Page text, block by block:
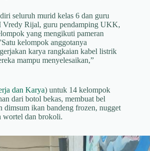
seluruh murid kelas 6 dan guru
Vredy Rijal, guru pendamping UKK,
yang mengikuti pameran
kelompok anggotanya
karya rangkaian kabel listrik
mampu menyelesaikan,”
dan Karya) untuk 14 kelompok
dari botol bekas, membuat bel
dimsum ikan bandeng frozen, nugget
wortel dan brokoli.